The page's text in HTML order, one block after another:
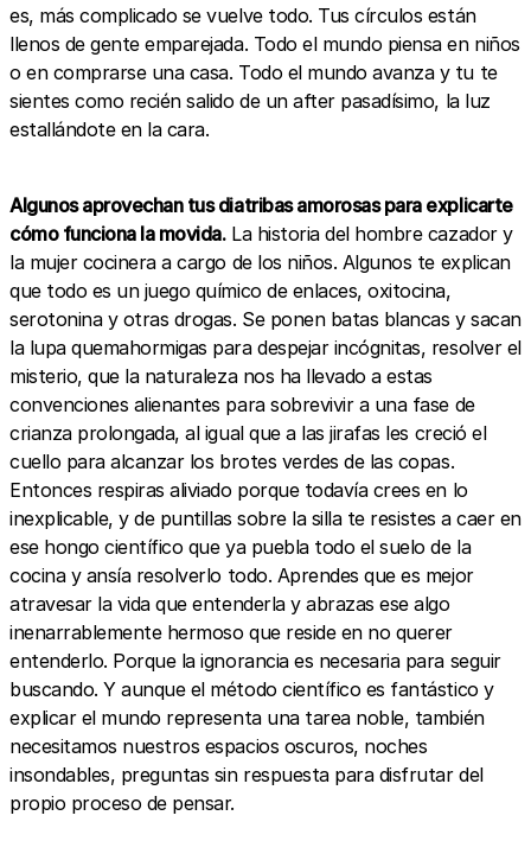
es, más complicado se vuelve todo. Tus círculos están
llenos de gente emparejada. Todo el mundo piensa en niños
o en comprarse una casa. Todo el mundo avanza y tu te
sientes como recién salido de un after pasadísimo, la luz
estallándote en la cara.
Algunos aprovechan tus diatribas amorosas para explicarte
cómo funciona la movida.La historia del hombre cazador y
la mujer cocinera a cargo de los niños. Algunos te explican
que todo es un juego químico de enlaces, oxitocina,
serotonina y otras drogas. Se ponen batas blancas y sacan
la lupa quemahormigas para despejar incógnitas, resolver el
misterio, que la naturaleza nos ha llevado a estas
convenciones alienantes para sobrevivir a una fase de
crianza prolongada, al igual que a las jirafas les creció el
cuello para alcanzar los brotes verdes de las copas.
Entonces respiras aliviado porque todavía crees en lo
inexplicable, y de puntillas sobre la silla te resistes a caer en
ese hongo científico que ya puebla todo el suelo de la
cocina y ansía resolverlo todo. Aprendes que es mejor
atravesar la vida que entenderla y abrazas ese algo
inenarrablemente hermoso que reside en no querer
entenderlo. Porque la ignorancia es necesaria para seguir
buscando. Y aunque el método científico es fantástico y
explicar el mundo representa una tarea noble, también
necesitamos nuestros espacios oscuros, noches
insondables, preguntas sin respuesta para disfrutar del
propio proceso de pensar.